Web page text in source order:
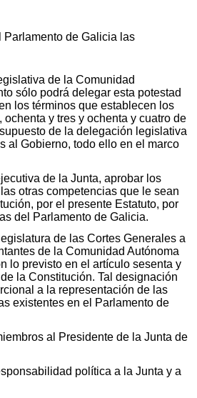
Parlamento de Galicia las
de la Comunidad
sólo podrá delegar esta potestad
los términos que establecen los
y tres y ochenta y cuatro de
de la delegación legislativa
al Gobierno, todo ello en el marco
de la Junta, aprobar los
otras competencias que le sean
por el presente Estatuto, por
del Parlamento de Galicia.
de las Cortes Generales a
de la Comunidad Autónoma
lo previsto en el artículo sesenta y
la Constitución. Tal designación
a la representación de las
existentes en el Parlamento de
al Presidente de la Junta de
política a la Junta y a